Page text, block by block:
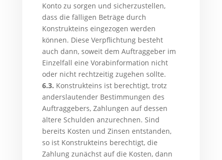
Konto zu sorgen und sicherzustellen,
dass die fälligen Beträge durch
Konstrukteins eingezogen werden
können. Diese Verpflichtung besteht
auch dann, soweit dem Auftraggeber im
Einzelfall eine Vorabinformation nicht
oder nicht rechtzeitig zugehen sollte.
6.3. Konstrukteins ist berechtigt, trotz
anderslautender Bestimmungen des
Auftraggebers, Zahlungen auf dessen
ältere Schulden anzurechnen. Sind
bereits Kosten und Zinsen entstanden,
so ist Konstrukteins berechtigt, die
Zahlung zunächst auf die Kosten, dann